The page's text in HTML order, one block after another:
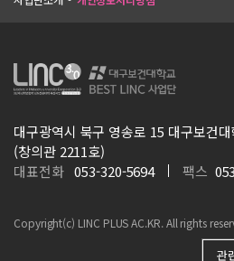
대구광역시 북구 영송로 15 대구보건
(창의관 2211호)
대표전화 053-320-5694 팩스
Copyright(c) LINC PLUS AC.KR. All rights
관